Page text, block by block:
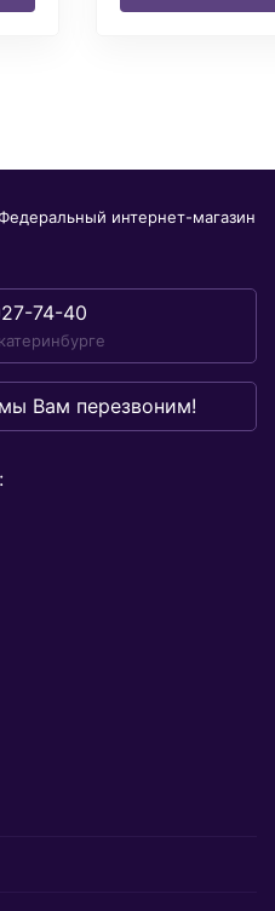
интернет-магазин
74-40
Вам перезвоним!